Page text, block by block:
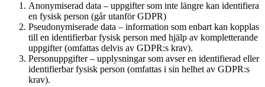
Anonymiserad data – uppgifter som inte längre kan identifiera
en fysisk person (går utanför GDPR)
Pseudonymiserade data – information som enbart kan kopplas
till en identifierbar fysisk person med hjälp av kompletterande
uppgifter (omfattas delvis av GDPR:s krav).
Personuppgifter – upplysningar som avser en identifierad eller
identifierbar fysisk person (omfattas i sin helhet av GDPR:s
krav).